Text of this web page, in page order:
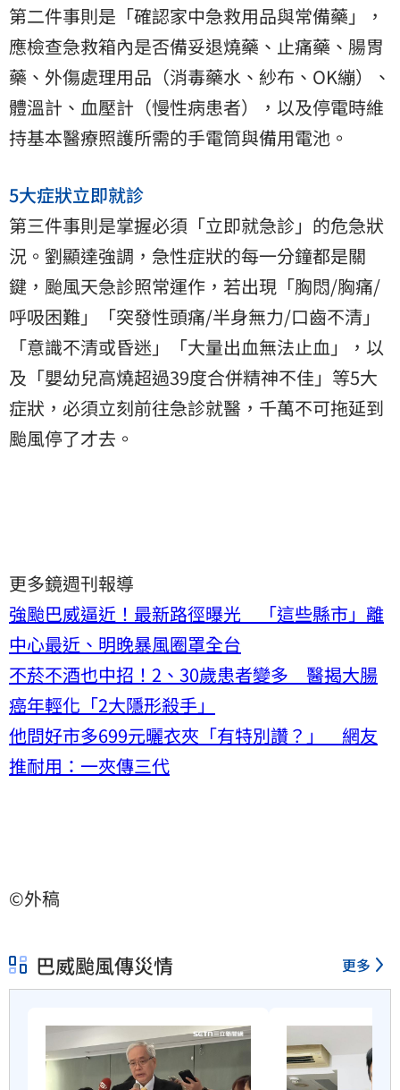
第二件事則是「確認家中急救用品與常備藥」，
應檢查急救箱內是否備妥退燒藥、止痛藥、腸胃
藥、外傷處理用品（消毒藥水、紗布、OK繃）、
體溫計、血壓計（慢性病患者），以及停電時維
持基本醫療照護所需的手電筒與備用電池。
5大症狀立即就診
第三件事則是掌握必須「立即就急診」的危急狀
況。劉顯達強調，急性症狀的每一分鐘都是關
鍵，颱風天急診照常運作，若出現「胸悶/胸痛/
呼吸困難」「突發性頭痛/半身無力/口齒不清」
「意識不清或昏迷」「大量出血無法止血」，以
及「嬰幼兒高燒超過39度合併精神不佳」等5大
症狀，必須立刻前往急診就醫，千萬不可拖延到
颱風停了才去。
更多鏡週刊報導
強颱巴威逼近！最新路徑曝光 「這些縣市」離
中心最近、明晚暴風圈罩全台
不菸不酒也中招！2、30歲患者變多 醫揭大腸
癌年輕化「2大隱形殺手」
他問好市多699元曬衣夾「有特別讚？」 網友
推耐用：一夾傳三代
©外稿
巴威颱風傳災情 更多